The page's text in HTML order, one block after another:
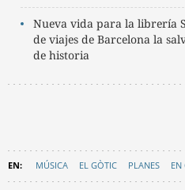
Nueva vida para la librería
de viajes de Barcelona la
de historia
MÚSICA EL GÒTIC PLANES EN